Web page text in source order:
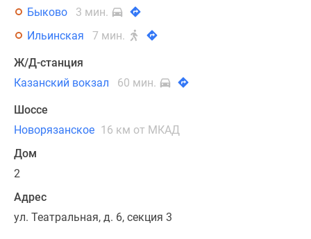
Быково
3 мин.
Ильинская
7 мин.
Ж/Д-станция
Казанский вокзал
60 мин.
Шоссе
Новорязанское 16 км от МКАД
Дом
2
Адрес
ул. Театральная, д. 6, секция 3